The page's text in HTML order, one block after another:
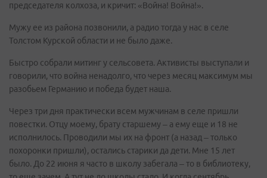
председателя колхоза, и кричит: «Война! Война!».
Мужу ее из района позвонили, а радио тогда у нас в селе
Толстом Курской области и не было даже.
Быстро собрали митинг у сельсовета. Активисты выступали и
говорили, что война ненадолго, что через месяц максимум мы
разобьем Германию и победа будет наша.
Через три дня практически всем мужчинам в селе пришли
повестки. Отцу моему, брату старшему – а ему еще и 18 не
исполнилось. Проводили мы их на фронт (а назад – только
похоронки пришли), остались старики да дети. Мне 15 лет
было. До 22 июня я часто в школу забегала – то в библиотеку,